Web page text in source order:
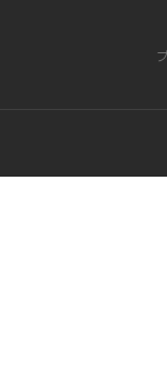
このコンテンツは